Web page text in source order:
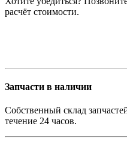
расчёт стоимости.
Запчасти в наличии
Собственный склад
течение 24 часов.